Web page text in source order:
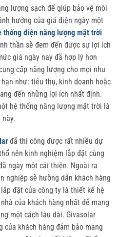
lượng sạch để giúp bảo vệ môi
hưởng của giá điện ngày một
thống điện năng lượng mặt trời
thần sẽ đem đến được sự lợi ích
giá ngày nay đã hợp lý hơn
cấp năng lượng cho mọi nhu
như: tiêu thụ, kinh doanh hoặc
đến những lợi ích nhất định.
hệ thống năng lượng mặt trời là
đã thi công được rất nhiều dự
nên kinh nghiệm lắp đặt cùng
ngày một cải thiện. Ngoài ra
nghiệp sẽ hưỡng dẫn khách hàng
đặt của công ty là thiết kế hệ
của khách hàng nhất để mang
một cách lâu dài. Givasolar
khách hàng đảm bảo mang